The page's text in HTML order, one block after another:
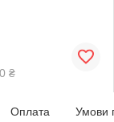
₴
Оплата Умови